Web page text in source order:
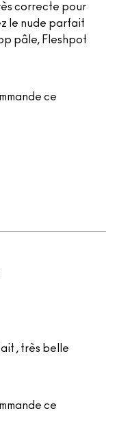
correcte pour
le nude parfait
pâle, Fleshpot
ce
, très belle
ce